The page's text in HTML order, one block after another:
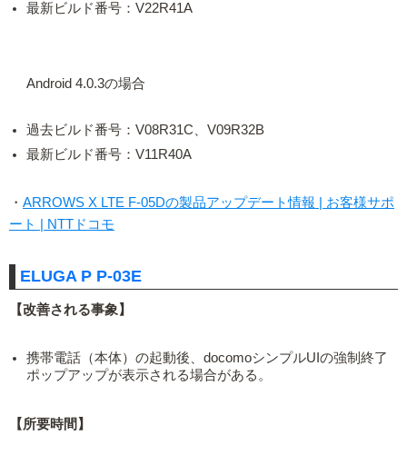
最新ビルド番号：V22R41A
Android 4.0.3の場合
過去ビルド番号：V08R31C、V09R32B
最新ビルド番号：V11R40A
・ ARROWS X LTE F-05Dの製品アップデート情報 | お客様サポ
ート | NTTドコモ
ELUGA P P-03E
【改善される事象】
携帯電話（本体）の起動後、docomoシンプルUIの強制終了
ポップアップが表示される場合がある。
【所要時間】